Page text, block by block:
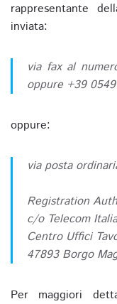
rappresentante
inviata:
via fax al
oppure +39
oppure:
via posta
Registration
c/o Telecom
Centro Uffici
47893 Borgo
Per maggiori